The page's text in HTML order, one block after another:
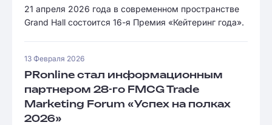
21 апреля 2026 года в современном пространстве
Grand Hall состоится 16-я Премия «Кейтеринг года».
13 Февраля 2026
PRonline стал информационным
партнером 28-го FMCG Trade
Marketing Forum «Успех на полках
2026»